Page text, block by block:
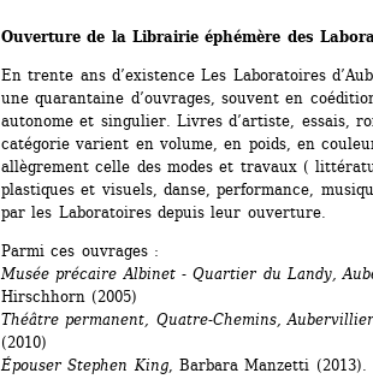
Ouverture de la Librairie éphémère des
En trente ans d’existence Les Laboratoires
une quarantaine d’ouvrages, souvent en
autonome et singulier. Livres d’artiste, essais,
catégorie varient en volume, en poids, en
allègrement celle des modes et travaux (
plastiques et visuels, danse, performance,
par les Laboratoires depuis leur ouverture.
Parmi ces ouvrages :
Musée précaire Albinet - Quartier du Landy,
Hirschhorn (2005)
Théâtre permanent, Quatre-Chemins,
(2010)
Épouser Stephen King, Barbara Manzetti (2013).